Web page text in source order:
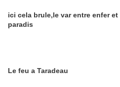
ici cela brule,le var entre enfer et
paradis
Le feu a Taradeau